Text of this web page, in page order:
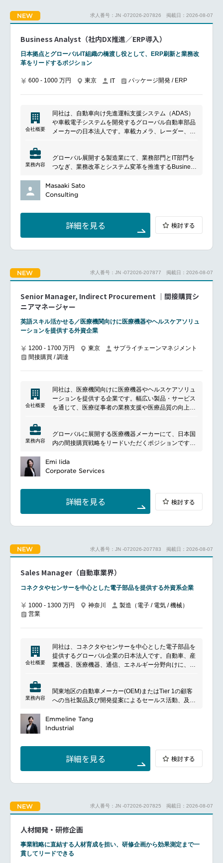
※業務上必要な時は出社していただきます。マンスリ
※コアタイムあり充実した福利厚生
AIを単なるツールとして扱うのではなく、AIを前提に
業務やサービスを再設計し、構想を具体化し、設計・
意思決定を前に進める役割を期待しています。
■具体的な業務内容
各事業会社の事業課題・業務課題に対する、AI活用を
前提とした課題整理および解決方針の策定
案、ロードマップ策定
AIシステムを前提としたビジネス要件からシステム要
件（機能／非機能）への落とし込み
AI活用に伴う設計上のトレードオフ（コスト・品質・
分離の整理（システムアーキテクトとチームを組んで
協業しながら行います）
度付け、受入基準（DoD）策定
開発チームとの協働による開発推進・ディレクション
との連携
グループ各社・現場部門とのディスカッション、AI活
用を前提とした業務ヒアリング・検証
■プロジェクト事例
とを目的に、AI活用を前提としたプロダクトおよび、
レイ練習できる環境を提供し、スキル向上と育成標準
化を支援）
理や示唆提供をAIが支援し、営業活動の質と効率を向
上）
る基盤を設計し、事業横断での活用と継続的な進化を
実現）
リモートワーク可能社員が自律的に生産性高くはたら
くことができるよう、オフィスワーク/リモートワーク
の選択が可能です。
グループ内の異動・登用制度、インターンシップ制度
あり
NEW 求人番号：JN -072026-207826 掲載日：2026-08-07
Business Analyst（社内DX推進／ERP導入）
日本拠点とグローバルIT組織の橋渡し役として、ERP刷新と業務改
革をリードするポジション
600 - 1000 万円 東京 IT パッケージ開発 / ERP
会社概要
同社は、自動車向け先進運転支援システム（ADAS）
や車載電子システムを開発するグローバル自動車部品
メーカーの日本法人です。車載カメラ、レーダー、電
自動車の安全性・電動化・コネクティビティ向上を支
援しています。
業務内容
グローバル展開する製造業にて、業務部門とIT部門を
つなぎ、業務改革とシステム変革を推進するBusiness
本ポジションでは、各事業部門の課題整理や要件定義
に加え、ERP刷新プロジェクトや業務プロセス改善を
チームの橋渡し役として、事業価値創出に直結する変
革をリードいただくポジションです。
━━━━━━━━━━━━━━━
■ポジションについて
Analystとして、要件定義やFit-Gap分析、UAT支援な
どを担当いただきながら、グローバル標準と日本固有
要件の橋渡しを担います。
また、業務改善やプロセス最適化、自動化推進などを
通じて、ITを活用した事業価値向上にも貢献いただき
ます。
業務部門との要件整理・課題抽出
要件定義および機能仕様策定
ン
Fit-Gap分析およびUAT支援
業務プロセス改善・自動化推進
グローバルITチームとの調整
各種ステークホルダーとのコミュニケーション推進
グローバルERP刷新プロジェクトの中核として参画で
きる
る
業務改革とIT変革の両方を経験できる
経営層を含む多様なステークホルダーと協働できる
英語力を活かしながらグローバル環境で働ける
Masaaki Sato
Consulting
詳細を見る 検討する
NEW 求人番号：JN -072026-207877 掲載日：2026-08-07
Senior Manager, Indirect Procurement ｜間接購買シ
ニアマネージャー
英語スキル活かせる／医療機関向けに医療機器やヘルスケアソリュ
ーションを提供する外資企業
1200 - 1700 万円 東京
サプライチェーンマネジメント
間接購買 / 調達
会社概要
同社は、医療機関向けに医療機器やヘルスケアソリュ
ーションを提供する企業です。幅広い製品・サービス
を通じて、医療従事者の業務支援や医療品質の向上に
しています。
業務内容
グローバルに展開する医療機器メーカーにて、日本国
内の間接購買戦略をリードいただくポジションです。
ら、日本市場における購買戦略の立案から実行までを
推進いただきます。
やサプライヤーマネジメントを通じて事業成長に貢献
いただく重要な役割です。
━━━━━━━━━━━━━━━
■ポジションについて
ら、調達プロセスの標準化やガバナンス強化を推進す
いただきます。
また、国内外のステークホルダーとの協働機会が多
く、日本語・英語双方を活かしながら活躍いただける
■主な業務内容
契約交渉および契約管理
ファイナンス部門・事業部門との連携
グローバル購買チームとの協業
サプライヤーパフォーマンス管理
日本の間接購買戦略を担う責任者ポジション
国内経営陣・グローバル購買組織との協働機会が豊富
英語力を活かしながらグローバルキャリアを築ける
━━━━━━━━━━━━━━━#spotlightjob3
Emi Iida
Corporate Services
詳細を見る 検討する
NEW 求人番号：JN -072026-207783 掲載日：2026-08-07
Sales Manager（自動車業界）
コネクタやセンサーを中心とした電子部品を提供する外資系企業
1000 - 1300 万円 神奈川
製造（電子 / 電気 / 機械）
営業
会社概要
同社は、コネクタやセンサーを中心とした電子部品を
提供するグローバル企業の日本法人です。自動車、産
業機器、医療機器、通信、エネルギー分野向けに、コ
インフラの接続性・信頼性を支えるソリューションを
提供しています。
業務内容
関東地区の自動車メーカー(OEM)またはTier 1の顧客
への当社製品及び開発提案によるセールス活動、及び
■具体的な業務内容
顧客のニーズを調査し、社内開発部門と連携した顧客
顧客への売込み活動を通じて、新規ビジネスを獲得
し、継続した売上/利益の拡大を目指す
競合製品のベンチマーク、顧客の情報収集、製品展示
会等から新しい技術や製品提案に繋がる内容を立案
顧客に密着した対応、製品展示会、工場見学を企画
し、顧客満足度の向上、売上およびビジネスシェアの
拡大に繋げる
海外拠点と密に連携し、グローバルでより良いサービ
スを顧客に提供
営業戦略の立案
Emmeline Tang
Industrial
詳細を見る 検討する
NEW 求人番号：JN -072026-207825 掲載日：2026-08-07
人材開発・研修企画
事業戦略に直結する人材育成を担い、研修企画から効果測定まで一
貫してリードできる